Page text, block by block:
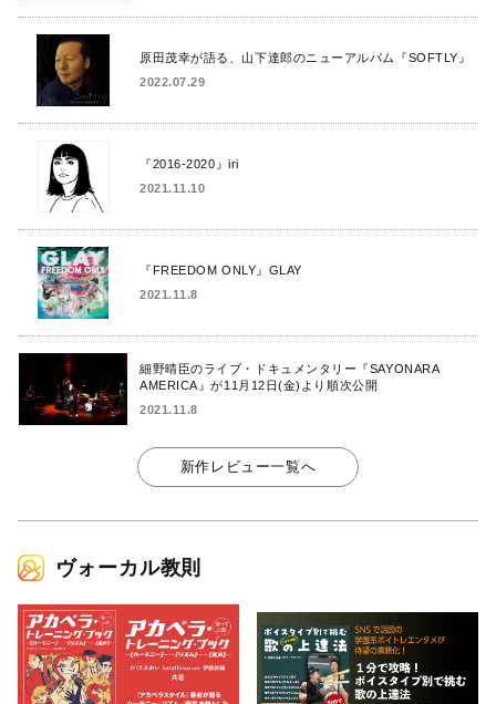
原田茂幸が語る、山下達郎のニューアルバム『SOFTLY』
2022.07.29
『2016-2020』iri
2021.11.10
『FREEDOM ONLY』GLAY
2021.11.8
細野晴臣のライブ・ドキュメンタリー『SAYONARA
AMERICA』が11月12日(金)より順次公開
2021.11.8
新作レビュー一覧へ
ヴォーカル教則